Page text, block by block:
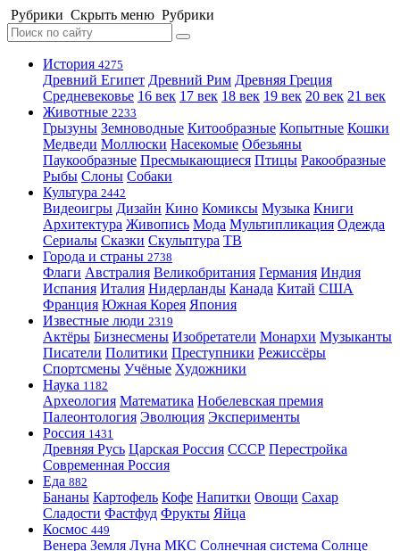
Рубрики Скрыть меню Рубрики
История 4275
Древний Египет Древний Рим Древняя Греция
Средневековье 16 век 17 век 18 век 19 век 20 век 21 век
Животные 2233
Грызуны Земноводные Китообразные Копытные Кошки
Медведи Моллюски Насекомые Обезьяны
Паукообразные Пресмыкающиеся Птицы Ракообразные
Рыбы Слоны Собаки
Культура 2442
Видеоигры Дизайн Кино Комиксы Музыка Книги
Архитектура Живопись Мода Мультипликация Одежда
Сериалы Сказки Скульптура ТВ
Города и страны 2738
Флаги Австралия Великобритания Германия Индия
Испания Италия Нидерланды Канада Китай США
Франция Южная Корея Япония
Известные люди 2319
Актёры Бизнесмены Изобретатели Монархи Музыканты
Писатели Политики Преступники Режиссёры
Спортсмены Учёные Художники
Наука 1182
Археология Математика Нобелевская премия
Палеонтология Эволюция Эксперименты
Россия 1431
Древняя Русь Царская Россия СССР Перестройка
Современная Россия
Еда 882
Бананы Картофель Кофе Напитки Овощи Сахар
Сладости Фастфуд Фрукты Яйца
Космос 449
Венера Земля Луна МКС Солнечная система Солнце